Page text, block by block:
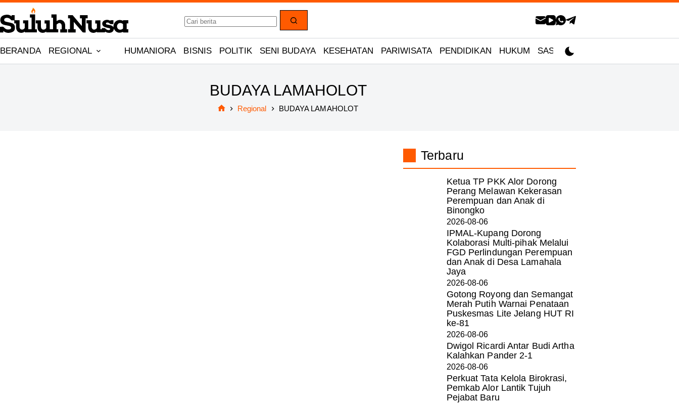
Skip
to
content
No
results
BERANDA REGIONAL HUMANIORA BISNIS POLITIK SENI BUDAYA KESEHATAN PARIWISATA PENDIDIKAN HUKUM SASTRA
BUDAYA LAMAHOLOT
Regional BUDAYA LAMAHOLOT
Terbaru
Ketua TP PKK Alor Dorong
Perang Melawan Kekerasan
Perempuan dan Anak di
Binongko
2026-08-06
IPMAL-Kupang Dorong
Kolaborasi Multi-pihak Melalui
FGD Perlindungan Perempuan
dan Anak di Desa Lamahala
Jaya
2026-08-06
Gotong Royong dan Semangat
Merah Putih Warnai Penataan
Puskesmas Lite Jelang HUT RI
ke-81
2026-08-06
Dwigol Ricardi Antar Budi Artha
Kalahkan Pander 2-1
2026-08-06
Perkuat Tata Kelola Birokrasi,
Pemkab Alor Lantik Tujuh
Pejabat Baru